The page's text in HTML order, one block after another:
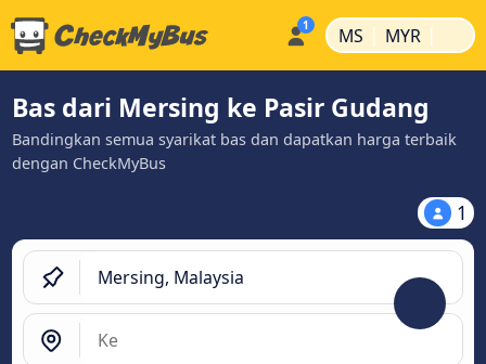
MS | MYR |
Bas dari Mersing ke Pasir Gudang
Bandingkan semua syarikat bas dan dapatkan harga terbaik
dengan CheckMyBus
1